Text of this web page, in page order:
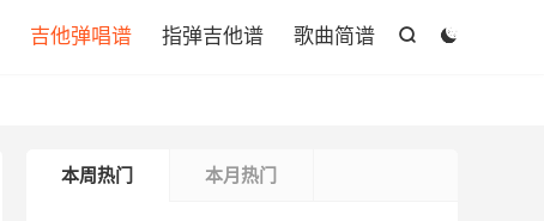


吉他弹唱谱 指弹吉他谱 歌曲简谱
本周热门 本月热门